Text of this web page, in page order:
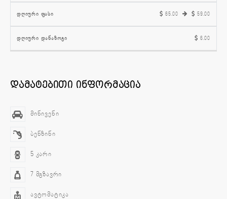
65.00 59.00
6.00
დამატებითი ინფორმაცია
მინივენი
ბენზინი
5 კარი
7 მგზავრი
ავტომატიკა